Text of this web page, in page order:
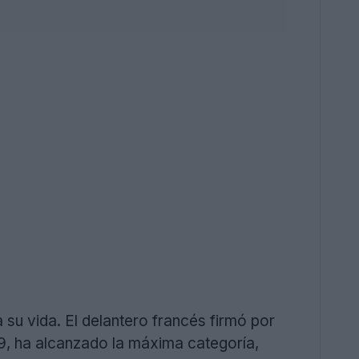
vida. El delantero francés firmó por
ha alcanzado la máxima categoría,